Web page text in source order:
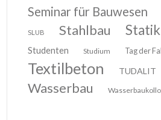
Seminar für Bauwesen
SLUB Stahlbau Statik
Studenten Studium Tag der
Textilbeton TUDALIT
Wasserbau